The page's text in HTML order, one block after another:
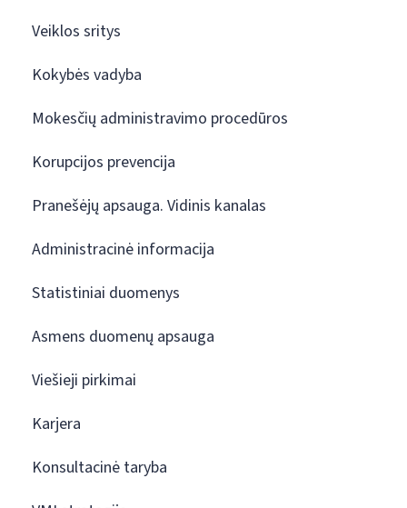
Veiklos sritys
Kokybės vadyba
Mokesčių administravimo procedūros
Korupcijos prevencija
Pranešėjų apsauga. Vidinis kanalas
Administracinė informacija
Statistiniai duomenys
Asmens duomenų apsauga
Viešieji pirkimai
Karjera
Konsultacinė taryba